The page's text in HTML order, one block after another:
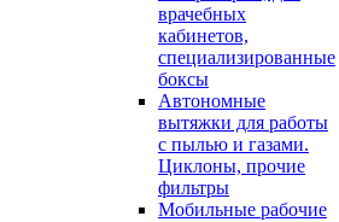
врачебных
кабинетов,
специализированные
боксы
Автономные
вытяжки для работы
с пылью и газами.
Циклоны, прочие
фильтры
Мобильные рабочие